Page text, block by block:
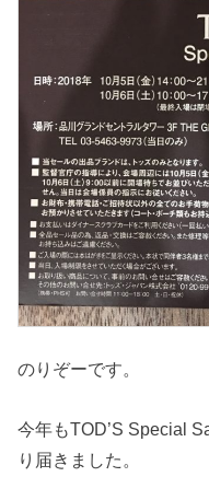
のりぞーです。
今年もTOD’S Special
り届きました。